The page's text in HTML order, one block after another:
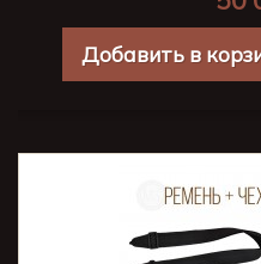
Добавить в